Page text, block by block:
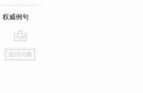
权威例句
go
top
返回词典